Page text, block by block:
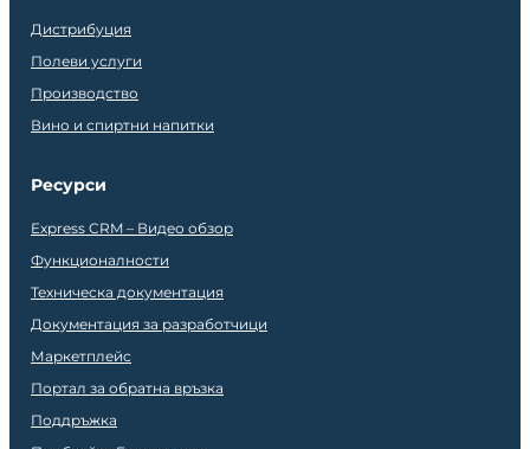
Дистрибуция
Полеви услуги
Производство
Вино и спиртни напитки
Ресурси
Express CRM – Видео обзор
Функционалности
Техническа документация
Документация за разработчици
Маркетплейс
Портал за обратна връзка
Поддръжка